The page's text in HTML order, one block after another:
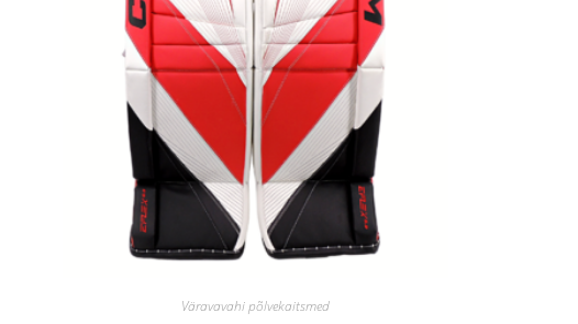
Väravavahi põlvekaitsmed